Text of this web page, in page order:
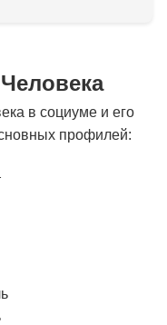
в социуме и его
профилей: